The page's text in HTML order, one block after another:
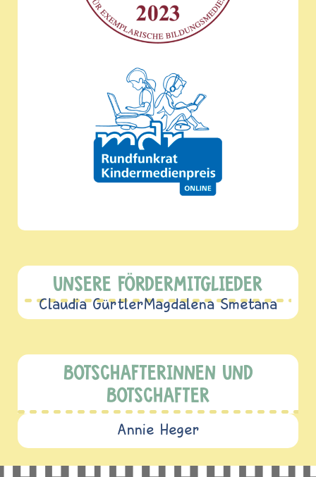
UNSERE FÖRDERMITGLIEDER
Claudia GürtlerMagdalena Smetana
BOTSCHAFTERINNEN UND
BOTSCHAFTER
Annie Heger